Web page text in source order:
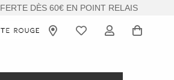
DÈS 60€ EN POINT RELAIS